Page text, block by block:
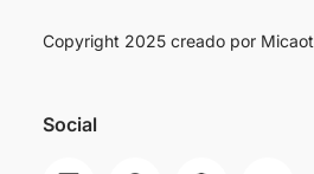
Copyright 2025 creado por Micaot
Social